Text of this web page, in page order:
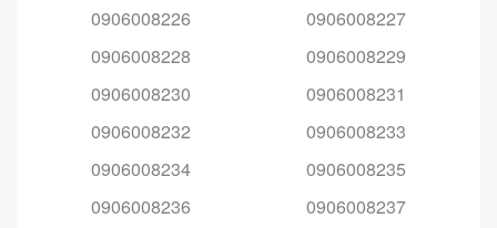
0906008226
0906008227
0906008228
0906008229
0906008230
0906008231
0906008232
0906008233
0906008234
0906008235
0906008236
0906008237